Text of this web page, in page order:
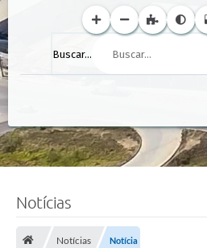
Buscar...
Notícias
Notícias Notícia